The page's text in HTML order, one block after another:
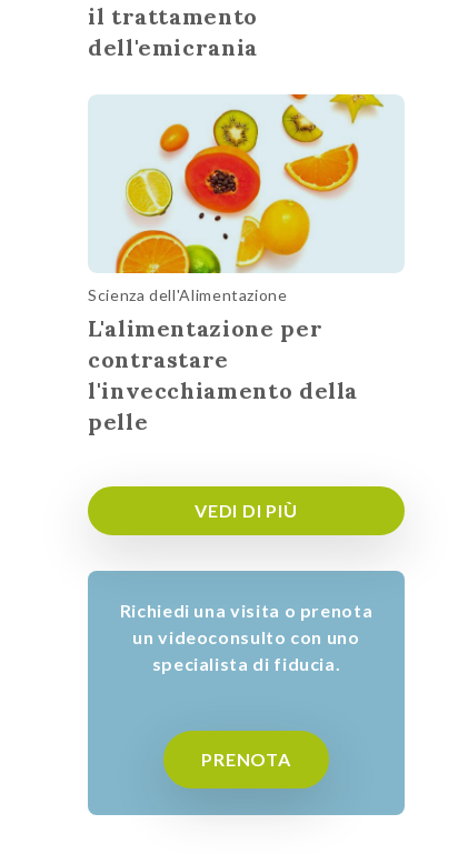
il trattamento
dell'emicrania
Scienza dell'Alimentazione
L'alimentazione per
contrastare
l'invecchiamento della
pelle
VEDI DI PIÙ
Richiedi una visita o prenota
un videoconsulto con uno
specialista di fiducia.
PRENOTA